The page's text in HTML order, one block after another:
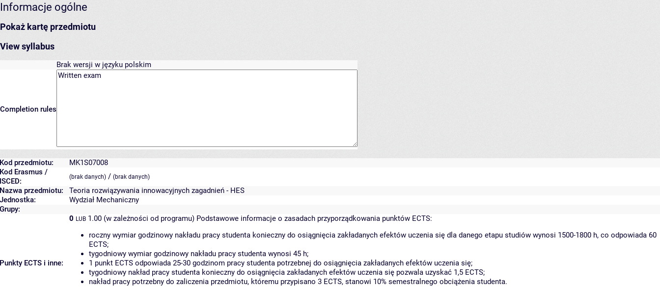
Informacje ogólne
Pokaż kartę przedmiotu
View syllabus
Brak wersji w języku polskim
Completion rules
Kod przedmiotu:
MK1S07008
Kod Erasmus /
ISCED:
(brak danych) / (brak danych)
Nazwa przedmiotu:
Teoria rozwiązywania innowacyjnych zagadnień - HES
Jednostka:
Wydział Mechaniczny
Grupy:
Punkty ECTS i inne:
0 LUB 1.00 (w zależności od programu) Podstawowe informacje o zasadach przyporządkowania punktów ECTS:
roczny wymiar godzinowy nakładu pracy studenta konieczny do osiągnięcia zakładanych efektów uczenia się dla danego etapu studiów wynosi 1500-1800 h, co odpowiada 60
ECTS;
tygodniowy wymiar godzinowy nakładu pracy studenta wynosi 45 h;
1 punkt ECTS odpowiada 25-30 godzinom pracy studenta potrzebnej do osiągnięcia zakładanych efektów uczenia się;
tygodniowy nakład pracy studenta konieczny do osiągnięcia zakładanych efektów uczenia się pozwala uzyskać 1,5 ECTS;
nakład pracy potrzebny do zaliczenia przedmiotu, któremu przypisano 3 ECTS, stanowi 10% semestralnego obciążenia studenta.